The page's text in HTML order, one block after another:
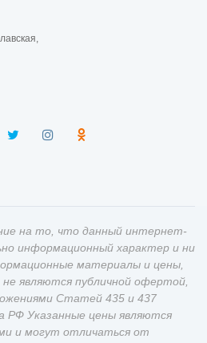
на то, что данный интернет-
информационный характер и ни
материалы и цены,
являются публичной офертой,
Статей 435 и 437
РФ Указанные цены являются
и могут отличаться от